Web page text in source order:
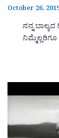
October 26,
ನನ್ನ